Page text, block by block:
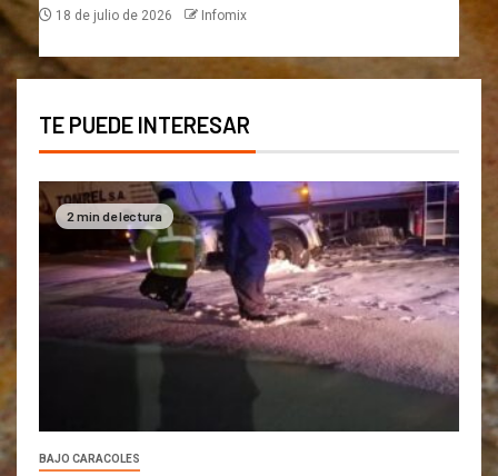
18 de julio de 2026 Infomix
TE PUEDE INTERESAR
2 min de lectura
BAJO CARACOLES